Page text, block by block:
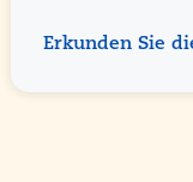
Erkunden Sie